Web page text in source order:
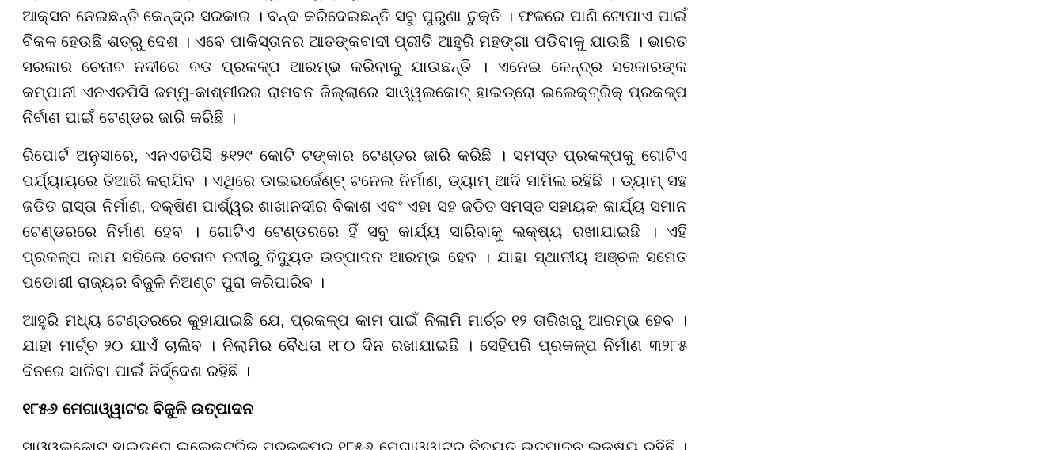
ଆକ୍ସନ ନେଇଛନ୍ତି କେନ୍ଦ୍ର ସରକାର । ବନ୍ଦ କରିଦେଇଛନ୍ତି ସବୁ ପୁରୁଣା ଚୁକ୍ତି । ଫଳରେ ପାଣି ଟୋପାଏ ପାଇଁ
ବିକଳ ହେଉଛି ଶତ୍ରୁ ଦେଶ । ଏବେ ପାକିସ୍ତାନର ଆତଙ୍କବାଦୀ ପ୍ରୀତି ଆହୁରି ମହଙ୍ଗା ପଡିବାକୁ ଯାଉଛି । ଭାରତ
ସରକାର ଚେନାବ ନଦୀରେ ବଡ ପ୍ରକଳ୍ପ ଆରମ୍ଭ କରିବାକୁ ଯାଉଛନ୍ତି । ଏନେଇ କେନ୍ଦ୍ର ସରକାରଙ୍କ
କମ୍ପାନୀ ଏନଏଚପିସି ଜମ୍ମୁ-କାଶ୍ମୀରର ରାମବନ ଜିଲ୍ଲାରେ ସାଓ୍ୱଲକୋଟ୍ ହାଇଡ୍ରୋ ଇଲେକ୍ଟ୍ରିକ୍ ପ୍ରକଳ୍ପ
ନିର୍ବାଣ ପାଇଁ ଟେଣ୍ଡର ଜାରି କରିଛି ।
ରିପୋର୍ଟ ଅନୁସାରେ, ଏନଏଚପିସି ୫୧୨୯ କୋଟି ଟଙ୍କାର ଟେଣ୍ଡର ଜାରି କରିଛି । ସମସ୍ତ ପ୍ରକଳ୍ପକୁ ଗୋଟିଏ
ପର୍ଯ୍ୟାୟରେ ତିଆରି କରାଯିବ । ଏଥିରେ ଡାଇଭର୍ଜେଣ୍ଟ୍ ଟନେଲ ନିର୍ମାଣ, ଡ୍ୟାମ୍ ଆଦି ସାମିଲ ରହିଛି । ଡ୍ୟାମ୍ ସହ
ଜଡିତ ରାସ୍ତା ନିର୍ମାଣ, ଦକ୍ଷିଣ ପାର୍ଶ୍ୱର ଶାଖାନଦୀର ବିକାଶ ଏବଂ ଏହା ସହ ଜଡିତ ସମସ୍ତ ସହାୟକ କାର୍ଯ୍ୟ ସମାନ
ଟେଣ୍ଡରରେ ନିର୍ମାଣ ହେବ । ଗୋଟିଏ ଟେଣ୍ଡରରେ ହିଁ ସବୁ କାର୍ଯ୍ୟ ସାରିବାକୁ ଲକ୍ଷ୍ୟ ରଖାଯାଇଛି । ଏହି
ପ୍ରକଳ୍ପ କାମ ସରିଲେ ଚେନାବ ନଦୀରୁ ବିଦ୍ୟୁତ ଉତ୍ପାଦନ ଆରମ୍ଭ ହେବ । ଯାହା ସ୍ଥାନୀୟ ଅଞ୍ଚଳ ସମେତ
ପଡୋଶୀ ରାଜ୍ୟର ବିଜୁଳି ନିଅଣ୍ଟ ପୁରା କରିପାରିବ ।
ଆହୁରି ମଧ୍ୟ ଟେଣ୍ଡରରେ କୁହାଯାଇଛି ଯେ, ପ୍ରକଳ୍ପ କାମ ପାଇଁ ନିଲାମି ମାର୍ଚ୍ଚ ୧୨ ତାରିଖରୁ ଆରମ୍ଭ ହେବ ।
ଯାହା ମାର୍ଚ୍ଚ ୨୦ ଯାଏଁ ଚାଲିବ । ନିଲାମିର ବୈଧତା ୧୮୦ ଦିନ ରଖାଯାଇଛି । ସେହିପରି ପ୍ରକଳ୍ପ ନିର୍ମାଣ ୩୨୮୫
ଦିନରେ ସାରିବା ପାଇଁ ନିର୍ଦ୍ଦେଶ ରହିଛି ।
୧୮୫୬ ମେଗାଓ୍ୱାଟର ବିଜୁଳି ଉତ୍ପାଦନ
ସାଓ୍ୱଲକୋଟ୍ ହାଇଡ୍ରୋ ଇଲେକ୍ଟ୍ରିକ୍ ପ୍ରକଳ୍ପରୁ ୧୮୫୬ ମେଗାଓ୍ୱାଟର ବିଦ୍ୟୁତ ଉତ୍ପାଦନ ଲକ୍ଷ୍ୟ ରହିଛି ।